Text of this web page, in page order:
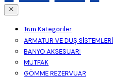
Tüm Kategoriler
ARMATÜR VE DUŞ SİSTEMLERİ
BANYO AKSESUARI
MUTFAK
GÖMME REZERVUAR